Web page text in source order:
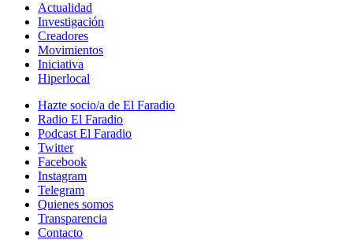
Actualidad
Investigación
Creadores
Movimientos
Iniciativa
Hiperlocal
Hazte socio/a de El Faradio
Radio El Faradio
Podcast El Faradio
Twitter
Facebook
Instagram
Telegram
Quienes somos
Transparencia
Contacto